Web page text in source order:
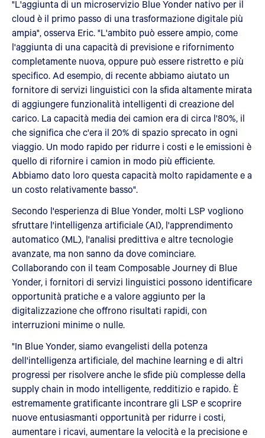
"L'aggiunta di un microservizio Blue Yonder nativo per il
cloud è il primo passo di una trasformazione digitale più
ampia", osserva Eric. "L'ambito può essere ampio, come
l'aggiunta di una capacità di previsione e rifornimento
completamente nuova, oppure può essere ristretto e più
specifico. Ad esempio, di recente abbiamo aiutato un
fornitore di servizi linguistici con la sfida altamente mirata
di aggiungere funzionalità intelligenti di creazione del
carico. La capacità media dei camion era di circa l'80%, il
che significa che c'era il 20% di spazio sprecato in ogni
viaggio. Un modo rapido per ridurre i costi e le emissioni è
quello di rifornire i camion in modo più efficiente.
Abbiamo dato loro questa capacità molto rapidamente e a
un costo relativamente basso".
Secondo l'esperienza di Blue Yonder, molti LSP vogliono
sfruttare l'intelligenza artificiale (AI), l'apprendimento
automatico (ML), l'analisi predittiva e altre tecnologie
avanzate, ma non sanno da dove cominciare.
Collaborando con il team Composable Journey di Blue
Yonder, i fornitori di servizi linguistici possono identificare
opportunità pratiche e a valore aggiunto per la
digitalizzazione che offrono risultati rapidi, con
interruzioni minime o nulle.
"In Blue Yonder, siamo evangelisti della potenza
dell'intelligenza artificiale, del machine learning e di altri
progressi per risolvere anche le sfide più complesse della
supply chain in modo intelligente, redditizio e rapido. È
estremamente gratificante incontrare gli LSP e scoprire
nuove entusiasmanti opportunità per ridurre i costi,
aumentare i ricavi, aumentare la velocità e la precisione e